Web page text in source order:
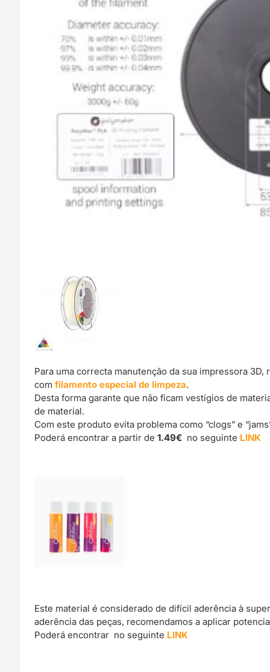
Para uma correcta manutenção da sua impressora
com filamento especial de limpeza.
Desta forma garante que não ficam vestígios de
de material.
Com este produto evita problema como “clogs” e
Poderá encontrar a partir de1.49€ no seguinte LINK
Este material é considerado de difícil aderência à
aderência das peças, recomendamos a aplicar
Poderá encontrar no seguinte LINK